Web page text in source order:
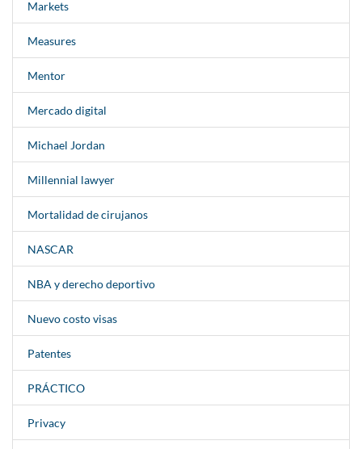
Markets
Measures
Mentor
Mercado digital
Michael Jordan
Millennial lawyer
Mortalidad de cirujanos
NASCAR
NBA y derecho deportivo
Nuevo costo visas
Patentes
PRÁCTICO
Privacy